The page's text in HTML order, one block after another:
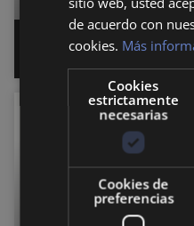
Fundamentos del
de acuerdo con
cookies. Más
Cookies
estrictamente
necesarias
Cookies de
preferencias